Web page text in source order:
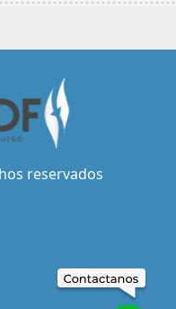
reservados